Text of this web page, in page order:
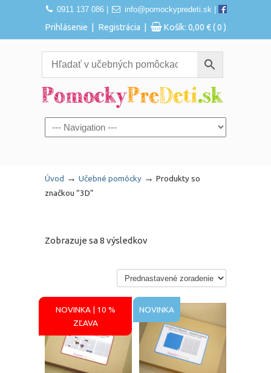
0911 137 086| info@pomockypredeti.sk
Prihlásenie | Registrácia | Košík: 0,00 €( 0 )
Navigation
Úvod → Učebné pomôcky → Produkty so
značkou “3D”
Zobrazuje sa 8 výsledkov
NOVINKA | 10 %
ZĽAVA
NOVINKA